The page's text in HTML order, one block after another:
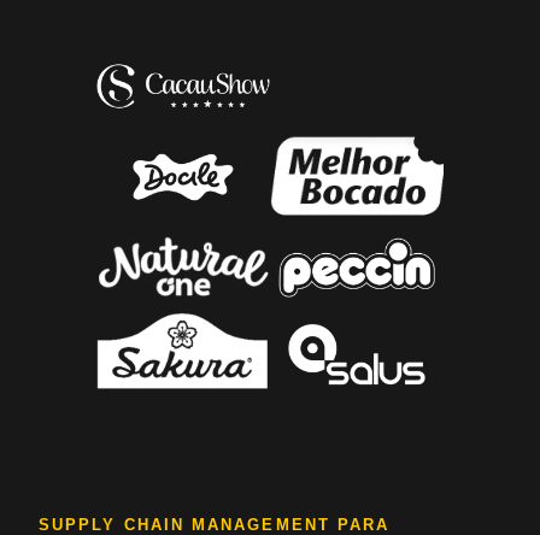
SUPPLY CHAIN MANAGEMENT PARA